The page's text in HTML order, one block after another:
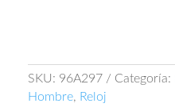
SKU: 96A297 Categoría:
Hombre, Reloj